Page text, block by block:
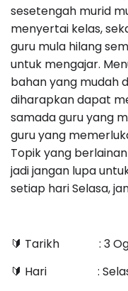
sesetengah murid
menyertai kelas,
guru mula hilang
untuk mengajar.
bahan yang mudah
diharapkan dapat
samada guru yang
guru yang
Topik yang
jadi jangan lupa
setiap hari Selasa,
🔰 Tarikh : 3
🔰 Hari :